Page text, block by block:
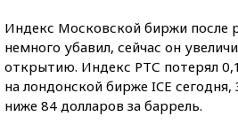
Индекс Московской биржи после
немного убавил, сейчас он
открытию. Индекс РТС потерял
на лондонской бирже ICE сегодня,
ниже 84 долларов за баррель.